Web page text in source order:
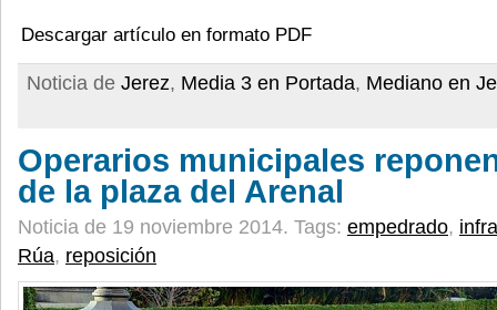
Descargar artículo en formato PDF
Noticia de Jerez, Media 3 en Portada, Mediano en
Operarios municipales
de la plaza del Arenal
Noticia de 19 noviembre 2014. Tags: empedrado,
Rúa, reposición